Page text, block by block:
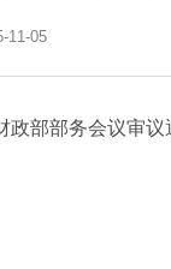
11-05
政部部务会议审